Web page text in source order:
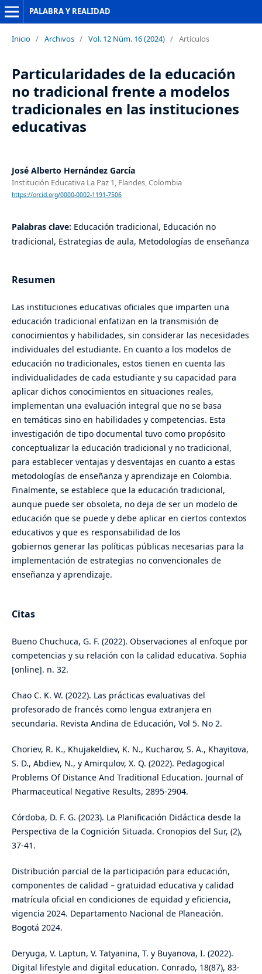
PALABRA Y REALIDAD
Inicio / Archivos / Vol. 12 Núm. 16 (2024) / Artículos
Particularidades de la educación
no tradicional frente a modelos
tradicionales en las instituciones
educativas
José Alberto Hernández García
Institución Educativa La Paz 1, Flandes, Colombia
https://orcid.org/0000-0002-1191-7506
Palabras clave: Educación tradicional, Educación no
tradicional, Estrategias de aula, Metodologías de enseñanza
Resumen
Las instituciones educativas oficiales que imparten una
educación tradicional enfatizan en la transmisión de
conocimientos y habilidades, sin considerar las necesidades
individuales del estudiante. En cuanto a los modelos de
educación no tradicionales, estos tienen en cuenta las
individualidades de cada estudiante y su capacidad para
aplicar dichos conocimientos en situaciones reales,
implementan una evaluación integral que no se basa
en temáticas sino en habilidades y competencias. Esta
investigación de tipo documental tuvo como propósito
conceptualizar la educación tradicional y no tradicional,
para establecer ventajas y desventajas en cuanto a estas
metodologías de enseñanza y aprendizaje en Colombia.
Finalmente, se establece que la educación tradicional,
aunque puede ser obsoleta, no deja de ser un modelo de
educación que se puede y debe aplicar en ciertos contextos
educativos y que es responsabilidad de los
gobiernos generar las políticas públicas necesarias para la
implementación de estrategias no convencionales de
enseñanza y aprendizaje.
Citas
Bueno Chuchuca, G. F. (2022). Observaciones al enfoque por
competencias y su relación con la calidad educativa. Sophia
[online]. n. 32.
Chao C. K. W. (2022). Las prácticas evaluativas del
profesorado de francés como lengua extranjera en
secundaria. Revista Andina de Educación, Vol 5. No 2.
Choriev, R. K., Khujakeldiev, K. N., Kucharov, S. A., Khayitova,
S. D., Abdiev, N., y Amirqulov, X. Q. (2022). Pedagogical
Problems Of Distance And Traditional Education. Journal of
Pharmaceutical Negative Results, 2895-2904.
Córdoba, D. F. G. (2023). La Planificación Didáctica desde la
Perspectiva de la Cognición Situada. Cronopios del Sur, (2),
37-41.
Distribución parcial de la participación para educación,
componentes de calidad – gratuidad educativa y calidad
matrícula oficial en condiciones de equidad y eficiencia,
vigencia 2024. Departamento Nacional de Planeación.
Bogotá 2024.
Deryuga, V. Laptun, V. Tatyanina, T. y Buyanova, I. (2022).
Digital lifestyle and digital education. Conrado, 18(87), 83-